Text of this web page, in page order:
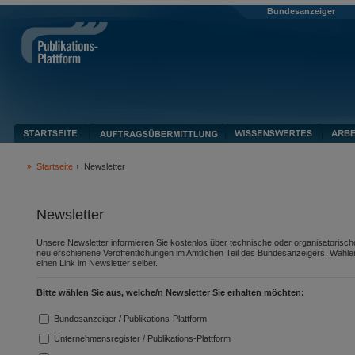
Bundesanzeiger
Startseite Newsletter
Newsletter
Unsere Newsletter informieren Sie kostenlos über technische oder
neu erschienene Veröffentlichungen im Amtlichen Teil des Bundesanzeigers.
einen Link im Newsletter selber.
Bitte wählen Sie aus, welche/n Newsletter Sie erhalten möchten:
Bundesanzeiger / Publikations-Plattform
Unternehmensregister / Publikations-Plattform